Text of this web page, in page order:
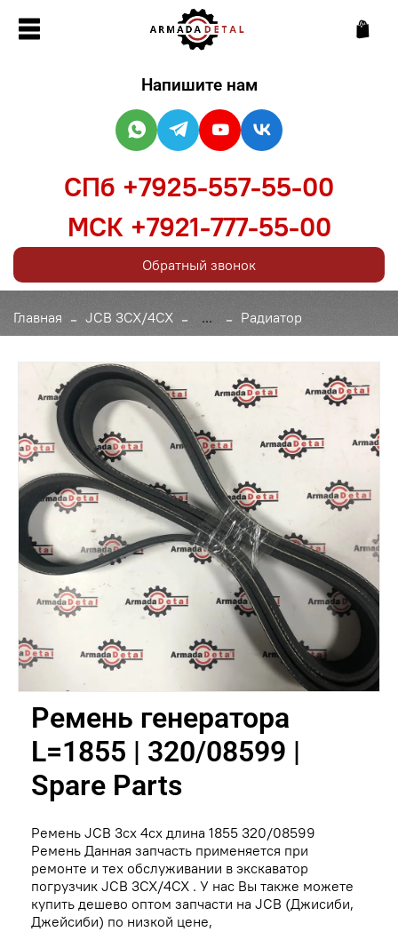
Главная JCB 3CX/4CX ... Радиатор
Ремень генератора
L=1855 | 320/08599 |
Spare Parts
Ремень JCB 3cx 4cx длина 1855 320/08599
Ремень Данная запчасть применяется при
ремонте и тех обслуживании в экскаватор
погрузчик JCB 3CX/4CX . У нас Вы также можете
купить дешево оптом запчасти на JCB (Джисиби,
Джейсиби) по низкой цене,
Напишите нам
СПб +7925-557-55-00
МСК +7921-777-55-00
Обратный звонок